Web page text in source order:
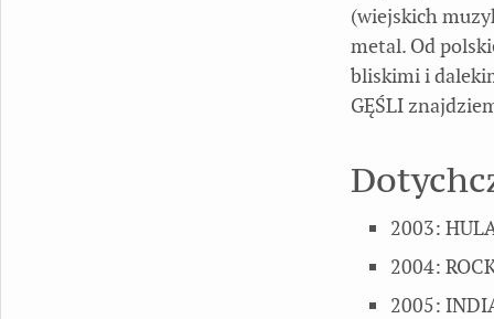
(wiejskich
metal. Od
bliskimi i
GĘŚLI
2003:
2004:
2005: